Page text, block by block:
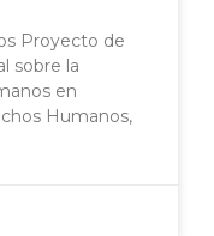
Proyecto de
sobre la
en
Humanos,